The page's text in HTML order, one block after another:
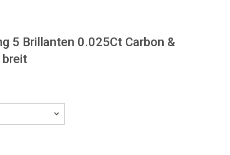
5 Brillanten 0.025Ct Carbon &